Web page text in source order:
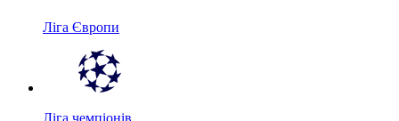
Ліга Європи
Ліга чемпіонів